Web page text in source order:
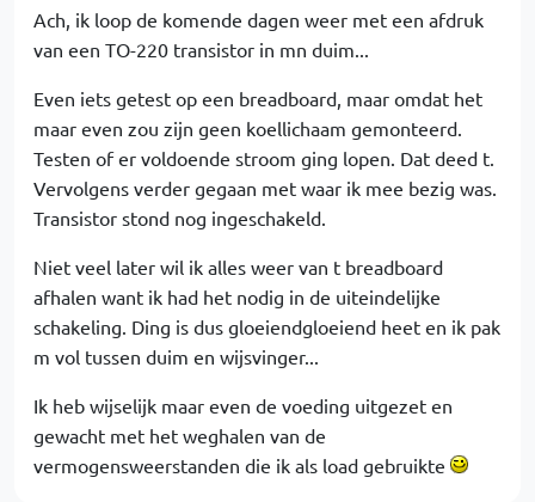
Ach, ik loop de komende dagen weer met een afdruk
van een TO-220 transistor in mn duim...
Even iets getest op een breadboard, maar omdat het
maar even zou zijn geen koellichaam gemonteerd.
Testen of er voldoende stroom ging lopen. Dat deed t.
Vervolgens verder gegaan met waar ik mee bezig was.
Transistor stond nog ingeschakeld.
Niet veel later wil ik alles weer van t breadboard
afhalen want ik had het nodig in de uiteindelijke
schakeling. Ding is dus gloeiendgloeiend heet en ik pak
m vol tussen duim en wijsvinger...
Ik heb wijselijk maar even de voeding uitgezet en
gewacht met het weghalen van de
vermogensweerstanden die ik als load gebruikte